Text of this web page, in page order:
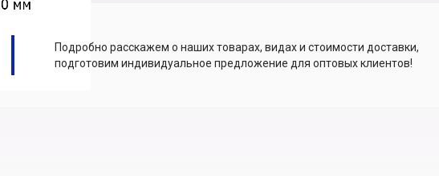
Подробно расскажем о наших товарах, видах и стоимости доставки,
подготовим индивидуальное предложение для оптовых клиентов!